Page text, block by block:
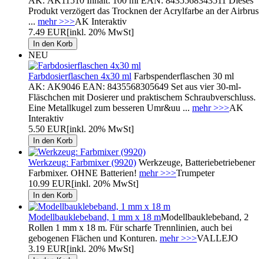
Produkt verzögert das Trocknen der Acrylfarbe an der Airbrus
... mehr >>>AK Interaktiv
7.49 EUR[inkl. 20% MwSt]
NEU
Farbdosierflaschen 4x30 ml Farbspenderflaschen 30 ml
AK: AK9046 EAN: 8435568305649 Set aus vier 30-ml-
Fläschchen mit Dosierer und praktischem Schraubverschluss.
Eine Metallkugel zum besseren Umr&uu ... mehr >>>AK
Interaktiv
5.50 EUR[inkl. 20% MwSt]
Werkzeug: Farbmixer (9920) Werkzeuge, Batteriebetriebener
Farbmixer. OHNE Batterien! mehr >>>Trumpeter
10.99 EUR[inkl. 20% MwSt]
Modellbauklebeband, 1 mm x 18 mModellbauklebeband, 2
Rollen 1 mm x 18 m. Für scharfe Trennlinien, auch bei
gebogenen Flächen und Konturen. mehr >>>VALLEJO
3.19 EUR[inkl. 20% MwSt]